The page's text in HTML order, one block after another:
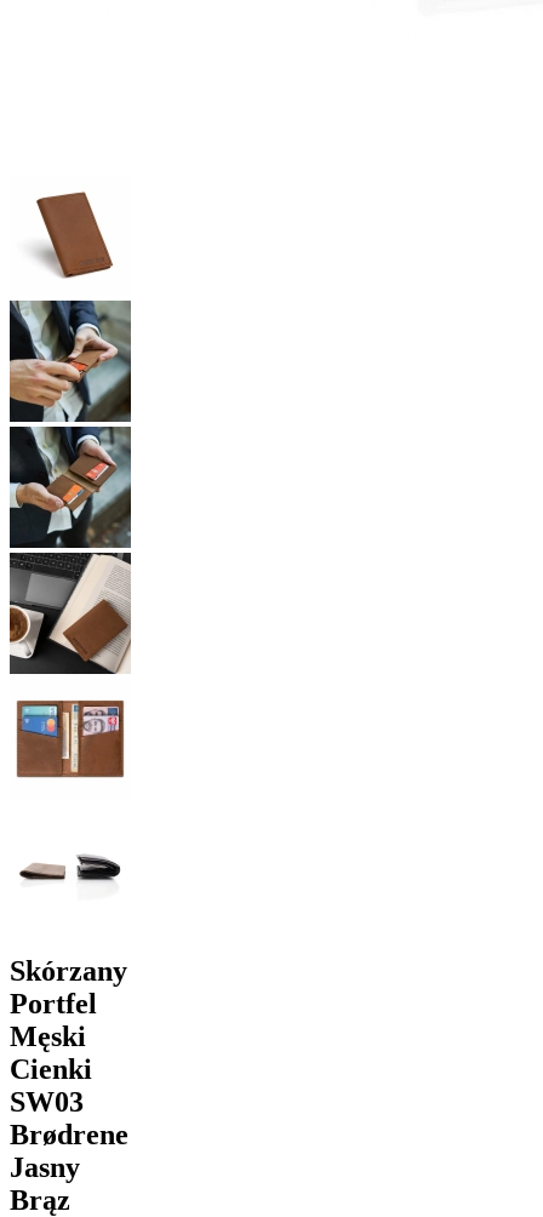
Skórzany
Portfel
Męski
Cienki
SW03
Brødrene
Jasny
Brąz